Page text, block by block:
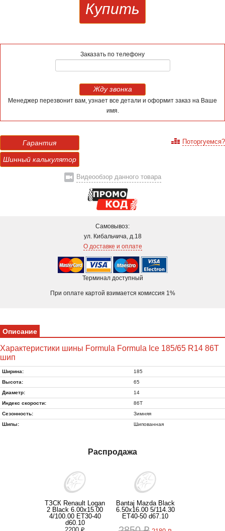
Купить
Заказать по телефону
Жду звонка
Менеджер перезвонит вам, узнает все детали и оформит заказ на Ваше
имя.
Гарантия
Шинный калькулятор
Поторгуемся?
Видеообзор данного товара
Самовывоз:
ул. Кибальчича, д.18
О доставке и оплате
Терминал доступный
При оплате картой взимается комиссия 1%
Описание
Характеристики шины Formula Formula Ice 185/65 R14 86T
шип
Ширина:
185
Высота:
65
Диаметр:
14
Индекс скорости:
86T
Сезонность:
Зимняя
Шипы:
Шипованная
Распродажа
ТЗСК Renault Logan
2 Black 6.00x15.00
4/100.00 ET30-40
d60.10
Bantaj Mazda Black
6.50x16.00 5/114.30
ET40-50 d67.10